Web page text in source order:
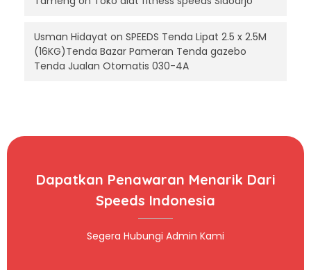
Usman Hidayat on SPEEDS Tenda Lipat 2.5 x 2.5M
(16KG)Tenda Bazar Pameran Tenda gazebo
Tenda Jualan Otomatis 030-4A
Dapatkan Penawaran Menarik Dari
Speeds Indonesia
Segera Hubungi Admin Kami